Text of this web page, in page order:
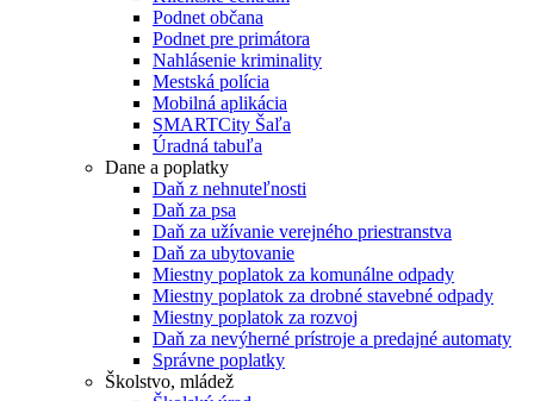
Podnet občana
Podnet pre primátora
Nahlásenie kriminality
Mestská polícia
Mobilná aplikácia
SMARTCity Šaľa
Úradná tabuľa
Dane a poplatky
Daň z nehnuteľnosti
Daň za psa
Daň za užívanie verejného priestranstva
Daň za ubytovanie
Miestny poplatok za komunálne odpady
Miestny poplatok za drobné stavebné odpady
Miestny poplatok za rozvoj
Daň za nevýherné prístroje a predajné automaty
Správne poplatky
Školstvo, mládež